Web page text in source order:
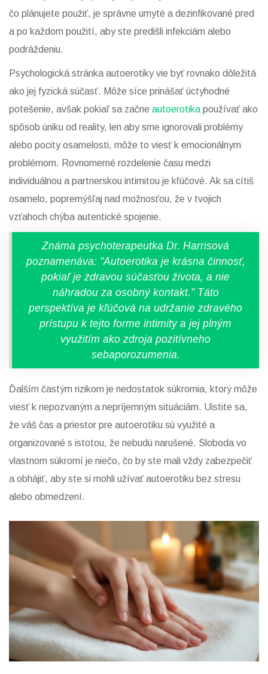
čo plánujete použiť, je správne umyté a dezinfikované pred
a po každom použití, aby ste predišli infekciám alebo
podráždeniu.
Psychologická stránka autoerotiky vie byť rovnako dôležitá
ako jej fyzická súčasť. Môže síce prinášať úctyhodné
potešenie, avšak pokiaľ sa začne autoerotika používať ako
spôsob úniku od reality, len aby sme ignorovali problémy
alebo pocity osamelosti, môže to viesť k emocionálnym
problémom. Rovnomerné rozdelenie času medzi
individuálnou a partnerskou intimitou je kľúčové. Ak sa cítiš
osamelo, popremýšľaj nad možnosťou, že v tvojich
vzťahoch chýba autentické spojenie.
Známa psychoterapeutka Dr. Harrisová
poznamenáva: "Autoerotika je krásna činnosť,
pokiaľ je zdravou súčasťou života, a nie
náhradou za osobný kontakt." Táto
perspektíva je kľúčová na udržanie zdravého
prístupu k tejto forme intimity a jej plným
využitím ako zdroja pozitívneho
sebaporozumenia.
Ďalším častým rizikom je nedostatok súkromia, ktorý môže
viesť k nepozvaným a nepríjemným situáciám. Uistite sa,
že váš čas a priestor pre autoerotiku sú využité a
organizované s istotou, že nebudú narušené. Sloboda vo
vlastnom súkromí je niečo, čo by ste mali vždy zabezpečiť
a obhájiť, aby ste si mohli užívať autoerotiku bez stresu
alebo obmedzení.